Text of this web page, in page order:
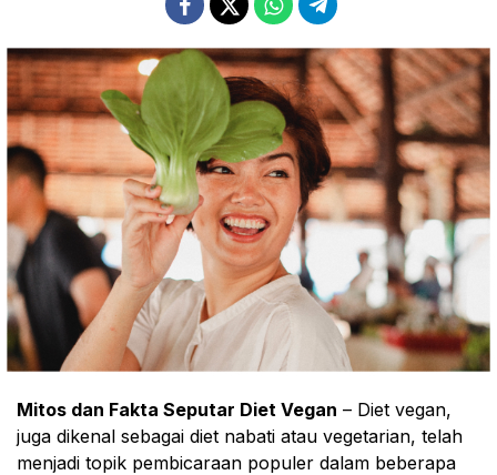
Mitos dan Fakta Seputar Diet Vegan – Diet vegan,
juga dikenal sebagai diet nabati atau vegetarian, telah
menjadi topik pembicaraan populer dalam beberapa